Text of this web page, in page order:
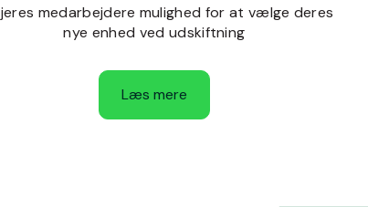
medarbejdere mulighed for at vælge deres
nye enhed ved udskiftning
Læs mere